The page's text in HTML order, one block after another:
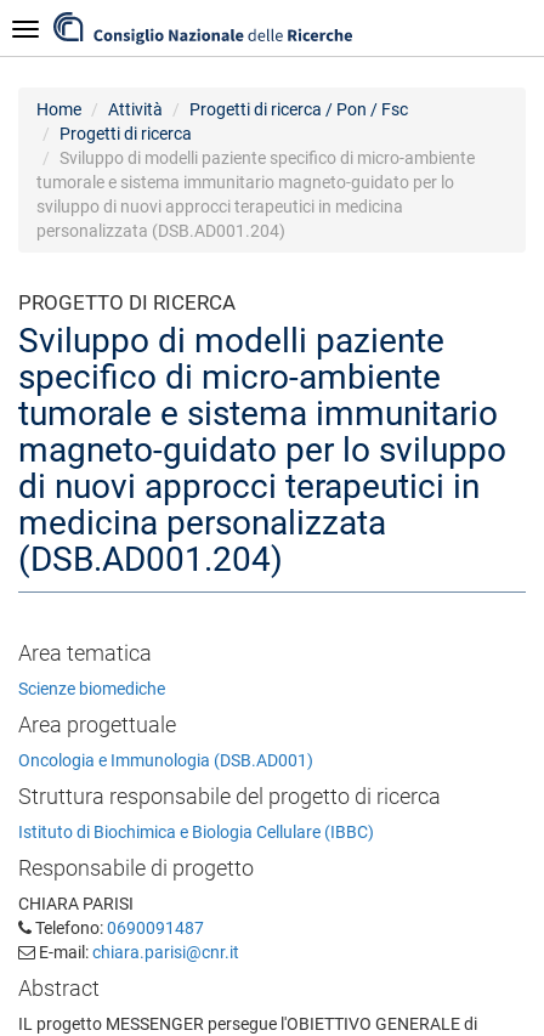
al
contenuto
Navigazione
Home Attività
Progetti di ricerca / Pon / Fsc
Progetti di ricerca
Sviluppo di modelli paziente specifico di micro-ambiente
tumorale e sistema immunitario magneto-guidato per lo
sviluppo di nuovi approcci terapeutici in medicina
personalizzata (DSB.AD001.204)
PROGETTO DI RICERCA
Sviluppo di modelli paziente
specifico di micro-ambiente
tumorale e sistema immunitario
magneto-guidato per lo sviluppo
di nuovi approcci terapeutici in
medicina personalizzata
(DSB.AD001.204)
Area tematica
Scienze biomediche
Area progettuale
Oncologia e Immunologia (DSB.AD001)
Struttura responsabile del progetto di ricerca
Istituto di Biochimica e Biologia Cellulare (IBBC)
Responsabile di progetto
CHIARA PARISI
Telefono:0690091487
E-mail:chiara.parisi@cnr.it
Abstract
IL progetto MESSENGER persegue l'OBIETTIVO GENERALE di